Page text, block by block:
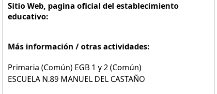
Sitio Web, pagina oficial del establecimiento
educativo:
Más información / otras actividades:
Primaria (Común) EGB 1 y 2 (Común)
ESCUELA N.89 MANUEL DEL CASTAÑO